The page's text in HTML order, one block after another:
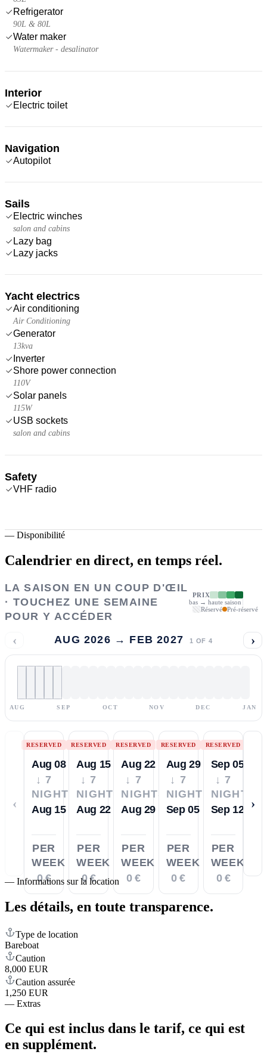
Refrigerator
90L & 80L
Water maker
Watermaker - desalinator
Interior
Electric toilet
Navigation
Autopilot
Sails
Electric winches
salon and cabins
Lazy bag
Lazy jacks
Yacht electrics
Air conditioning
Air Conditioning
Generator
13kva
Inverter
Shore power connection
110V
Solar panels
115W
USB sockets
salon and cabins
Safety
VHF radio
— Disponibilité
Calendrier en direct, en temps réel.
LA SAISON EN UN COUP D'ŒIL
· TOUCHEZ UNE SEMAINE
POUR Y ACCÉDER
PRIX
bas → haute saison
Réservé
Pré-réservé
‹ AUG 2026 → FEB 2027 1 OF 4 ›
AUG SEP OCT NOV DEC JAN
‹
RESERVED
Aug 08
↓ 7
NIGHTS
Aug 15
PER
WEEK
0 €
RESERVED
Aug 15
↓ 7
NIGHTS
Aug 22
PER
WEEK
0 €
RESERVED
Aug 22
↓ 7
NIGHTS
Aug 29
PER
WEEK
0 €
RESERVED
Aug 29
↓ 7
NIGHTS
Sep 05
PER
WEEK
0 €
RESERVED
Sep 05
↓ 7
NIGHTS
Sep 12
PER
WEEK
0 €
›
— Informations sur la location
Les détails, en toute transparence.
Type de location
Bareboat
Caution
8,000 EUR
Caution assurée
1,250 EUR
— Extras
Ce qui est inclus dans le tarif, ce qui est
en supplément.